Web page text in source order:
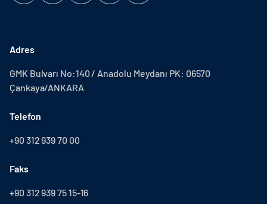
Adres
GMK Bulvarı No:140 / Anadolu Meydanı PK: 06570
Çankaya/ANKARA
Telefon
+90 312 939 70 00
Faks
+90 312 939 75 15-16